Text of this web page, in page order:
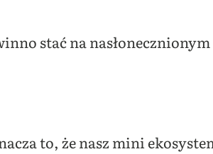
stać na nasłonecznionym
to, że nasz mini